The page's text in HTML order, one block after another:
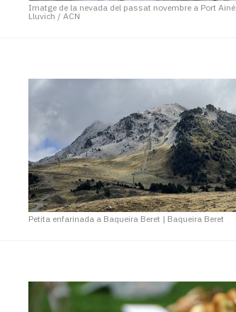
Imatge de la nevada del passat novembre a Port Ainé
Lluvich / ACN
Petita enfarinada a Baqueira Beret | Baqueira Beret